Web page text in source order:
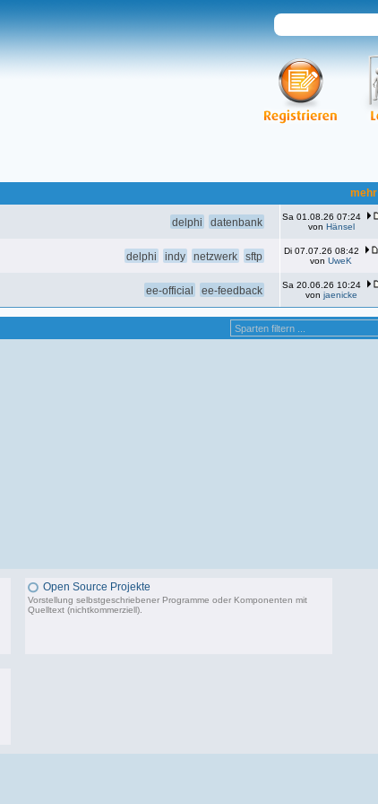
mehr
delphi datenbank
Sa 01.08.26 07:24
von Hänsel
delphi indy netzwerk sftp
Di 07.07.26 08:42
von UweK
ee-official ee-feedback
Sa 20.06.26 10:24
von jaenicke
Open Source Projekte
Vorstellung selbstgeschriebener Programme oder Komponenten mit
Quelltext (nichtkommerziell).